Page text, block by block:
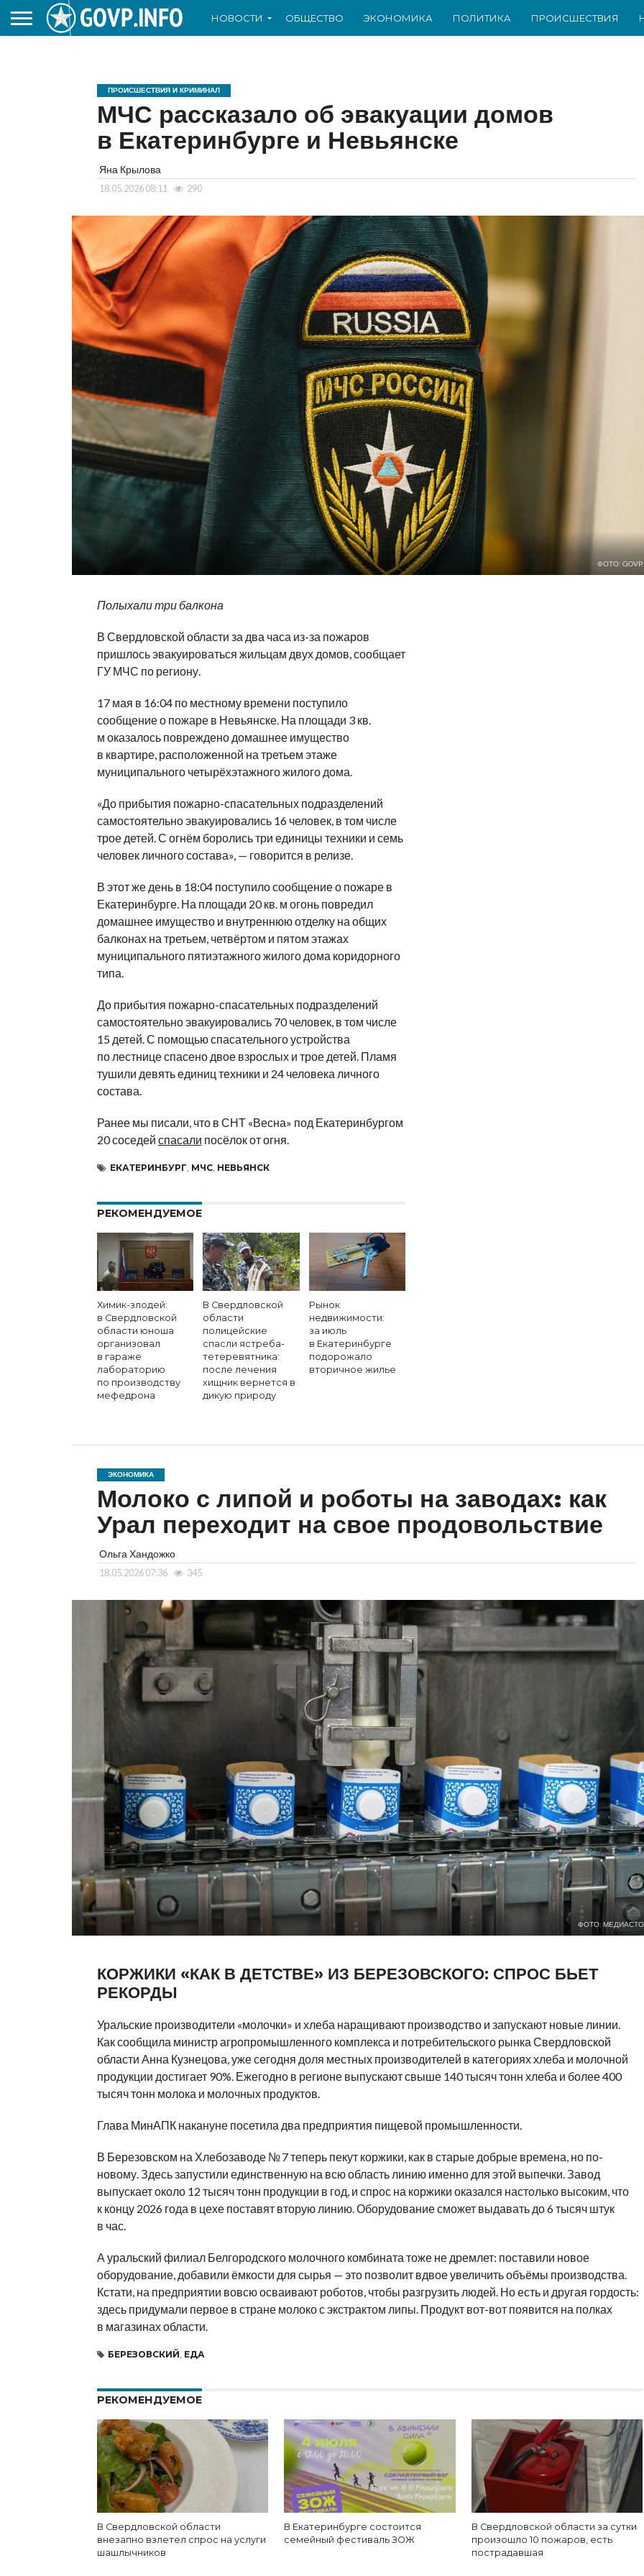
НОВОСТИ ОБЩЕСТВО ЭКОНОМИКА ПОЛИТИКА ПРОИСШЕСТВИЯ
ПРОИСШЕСТВИЯ И КРИМИНАЛ
МЧС рассказало об эвакуации домов
в Екатеринбурге и Невьянске
Яна Крылова
18.05.2026 08:11 290
ФОТО:
Полыхали три балкона
В Свердловской области за два часа из-за пожаров
пришлось эвакуироваться жильцам двух домов, сообщает
ГУ МЧС по региону.
17 мая в 16:04 по местному времени поступило
сообщение о пожаре в Невьянске. На площади 3 кв.
м оказалось повреждено домашнее имущество
в квартире, расположенной на третьем этаже
муниципального четырёхэтажного жилого дома.
«До прибытия пожарно-спасательных подразделений
самостоятельно эвакуировались 16 человек, в том числе
трое детей. С огнём боролись три единицы техники и семь
человек личного состава», — говорится в релизе.
В этот же день в 18:04 поступило сообщение о пожаре в
Екатеринбурге. На площади 20 кв. м огонь повредил
домашнее имущество и внутреннюю отделку на общих
балконах на третьем, четвёртом и пятом этажах
муниципального пятиэтажного жилого дома коридорного
типа.
До прибытия пожарно-спасательных подразделений
самостоятельно эвакуировались 70 человек, в том числе
15 детей. С помощью спасательного устройства
по лестнице спасено двое взрослых и трое детей. Пламя
тушили девять единиц техники и 24 человека личного
состава.
Ранее мы писали, что в СНТ «Весна» под Екатеринбургом
20 соседей спасали посёлок от огня.
ЕКАТЕРИНБУРГ, МЧС, НЕВЬЯНСК
РЕКОМЕНДУЕМОЕ
Химик-злодей:
в Свердловской
области юноша
организовал
в гараже
лабораторию
по производству
мефедрона
В Свердловской
области
полицейские
спасли ястреба-
тетеревятника:
после лечения
хищник вернется в
дикую природу
Рынок
недвижимости:
за июль
в Екатеринбурге
подорожало
вторичное жилье
ЭКОНОМИКА
Молоко с липой и роботы на заводах: как
Урал переходит на свое продовольствие
Ольга Хандожко
18.05.2026 07:36 345
ФОТО:
КОРЖИКИ «КАК В ДЕТСТВЕ» ИЗ БЕРЕЗОВСКОГО: СПРОС БЬЕТ
РЕКОРДЫ
Уральские производители «молочки» и хлеба наращивают производство и запускают новые линии.
Как сообщила министр агропромышленного комплекса и потребительского рынка Свердловской
области Анна Кузнецова, уже сегодня доля местных производителей в категориях хлеба и молочной
продукции достигает 90%. Ежегодно в регионе выпускают свыше 140 тысяч тонн хлеба и более 400
тысяч тонн молока и молочных продуктов.
Глава МинАПК накануне посетила два предприятия пищевой промышленности.
В Березовском на Хлебозаводе № 7 теперь пекут коржики, как в старые добрые времена, но по-
новому. Здесь запустили единственную на всю область линию именно для этой выпечки. Завод
выпускает около 12 тысяч тонн продукции в год, и спрос на коржики оказался настолько высоким, что
к концу 2026 года в цехе поставят вторую линию. Оборудование сможет выдавать до 6 тысяч штук
в час.
А уральский филиал Белгородского молочного комбината тоже не дремлет: поставили новое
оборудование, добавили ёмкости для сырья — это позволит вдвое увеличить объёмы производства.
Кстати, на предприятии вовсю осваивают роботов, чтобы разгрузить людей. Но есть и другая гордость:
здесь придумали первое в стране молоко с экстрактом липы. Продукт вот-вот появится на полках
в магазинах области.
БЕРЕЗОВСКИЙ ЕДА
РЕКОМЕНДУЕМОЕ
В Свердловской области
внезапно взлетел спрос на услуги
шашлычников
В Екатеринбурге состоится
семейный фестиваль ЗОЖ
В Свердловской области за сутки
произошло 10 пожаров, есть
пострадавшая